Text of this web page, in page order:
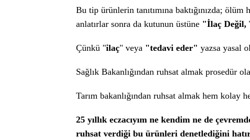
Bu tip ürünlerin tanıtımına baktığınızda;
anlatırlar sonra da kutunun üstüne "İlaç Değil,
Çünkü "ilaç" veya "tedavi eder" yazsa yasal
Sağlık Bakanlığından ruhsat almak prosedür
Tarım bakanlığından ruhsat almak hem kolay
25 yıllık eczacıyım ne kendim ne de
ruhsat verdiği bu ürünleri denetlediğini